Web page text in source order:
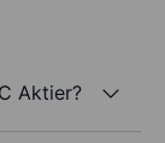
Aktier?